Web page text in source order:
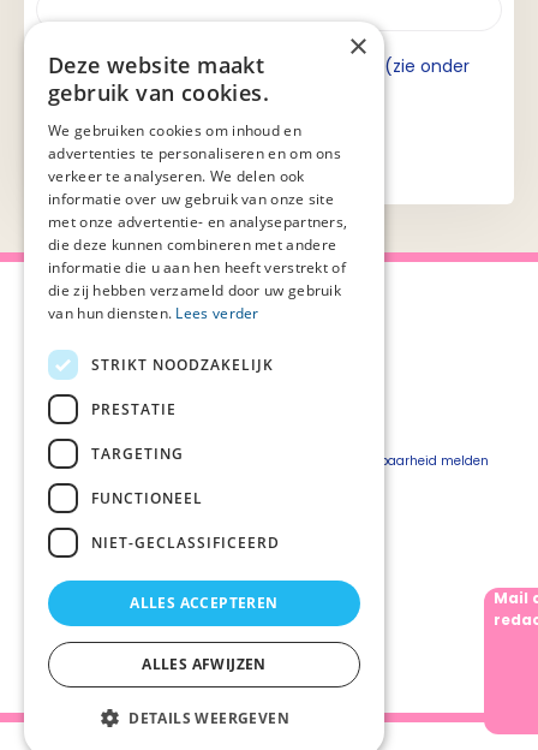
Ik ga akkoord met de privacyverklaring (zie onder
aan de pagina).
Over Palliaweb
Over PZNL
Pers
Vacatures
Webshop
Privacyverklaring
Beveiligingskwetsbaarheid melden
Mail
×
Deze website maakt
gebruik van cookies.
We gebruiken cookies om inhoud en
advertenties te personaliseren en om ons
verkeer te analyseren. We delen ook
informatie over uw gebruik van onze site
met onze advertentie- en analysepartners,
die deze kunnen combineren met andere
informatie die u aan hen heeft verstrekt of
die zij hebben verzameld door uw gebruik
van hun diensten. Lees verder
STRIKT NOODZAKELIJK
PRESTATIE
TARGETING
FUNCTIONEEL
NIET-GECLASSIFICEERD
ALLES ACCEPTEREN
ALLES AFWIJZEN
DETAILS WEERGEVEN